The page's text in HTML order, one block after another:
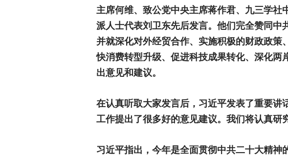
主席何维、致公党中央主席蒋作君、九三学
派人士代表刘卫东先后发言。他们完全赞同中
并就深化对外经贸合作、实施积极的财政政
快消费转型升级、促进科技成果转化、深化
出意见和建议。
在认真听取大家发言后，习近平发表了重要
工作提出了很多好的意见建议。我们将认真研
习近平指出，今年是全面贯彻中共二十大精